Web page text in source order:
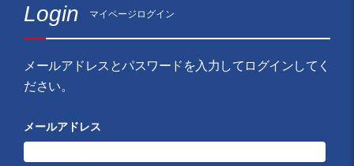
Login マイページログイン
メールアドレスとパスワードを入力してログインしてく
ださい。
メールアドレス